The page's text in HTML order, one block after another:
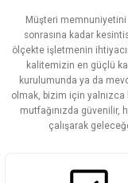
Ürün resmi
Ürün
Ürün bilgilerinde
Ürün fiyatı diğer
Bu ürüne benzer
Müşteri memnuniyetini
sonrasına kadar
ölçekte işletmenin
kalitemizin en güçlü
kurulumunda ya da
olmak, bizim için yalnızca
mutfağınızda güvenilir,
çalışarak